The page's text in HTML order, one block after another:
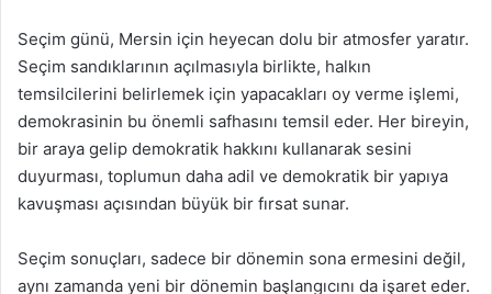
Seçim günü, Mersin için heyecan dolu bir atmosfer yaratır.
Seçim sandıklarının açılmasıyla birlikte, halkın
temsilcilerini belirlemek için yapacakları oy verme işlemi,
demokrasinin bu önemli safhasını temsil eder. Her bireyin,
bir araya gelip demokratik hakkını kullanarak sesini
duyurması, toplumun daha adil ve demokratik bir yapıya
kavuşması açısından büyük bir fırsat sunar.
Seçim sonuçları, sadece bir dönemin sona ermesini değil,
aynı zamanda yeni bir dönemin başlangıcını da işaret eder.